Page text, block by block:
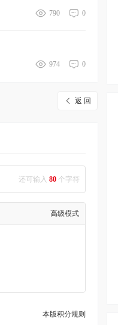
0
790
0
974
返 回
还可输入 80 个字符
高级模式
本版积分规则